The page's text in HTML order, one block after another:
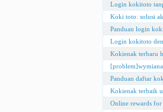
Login kokitoto
Koki toto: solusi
Panduan login
Login kokitoto
Kokienak terbaru
Panduan daftar
Kokienak terbaik
Online rewards